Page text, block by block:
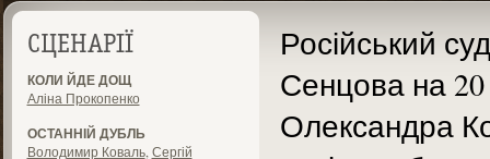
СЦЕНАРІЇ
КОЛИ ЙДЕ ДОЩ
Аліна Прокопенко
ОСТАННІЙ ДУБЛЬ
Володимир Коваль, Сергій
Російський
Сенцова на 20
Олександра